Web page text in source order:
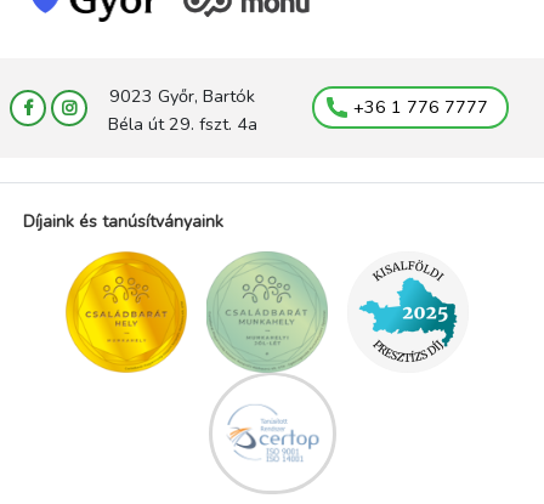
9023 Győr, Bartók
Béla út 29. fszt. 4a
+36 1 776 7777
Díjaink és tanúsítványaink